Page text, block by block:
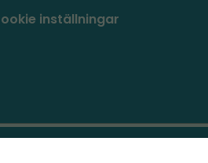
inställningar